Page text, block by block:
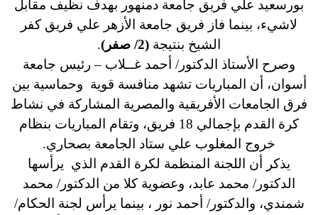
بورسعيد علي فريق جامعة دمنهور بهدف نظيف مقابل
لاشيء، بينما فاز فريق جامعة الأزهر علي فريق كفر
الشيخ بنتيجة (2/ صفر)
.
وصرح الأستاذ الدكتور/ أحمد غــلاب – رئيس جامعة
أسوان، أن المباريات تشهد منافسة قوية وحماسية بين
فرق الجامعات الأفريقية والمصرية المشاركة في نشاط
كرة القدم بإجمالي 18 فريق، وتقام المباريات بنظام
خروج المغلوب علي ستاد الجامعة بصحاري.
يذكر أن اللجنة المنظمة لكرة القدم الذي يرأسها
الدكتور/ محمد عابد، وعضوية كلا من الدكتور/ محمد
شمندي، والدكتور/ أحمد نور ، بينما يرأس لجنة الحكام/